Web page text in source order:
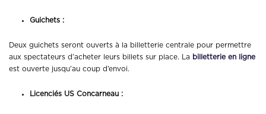
Guichets :
Deux guichets seront ouverts à la billetterie centrale pour permettre
aux spectateurs d’acheter leurs billets sur place. La billetterie en ligne
est ouverte jusqu’au coup d’envoi.
Licenciés US Concarneau :